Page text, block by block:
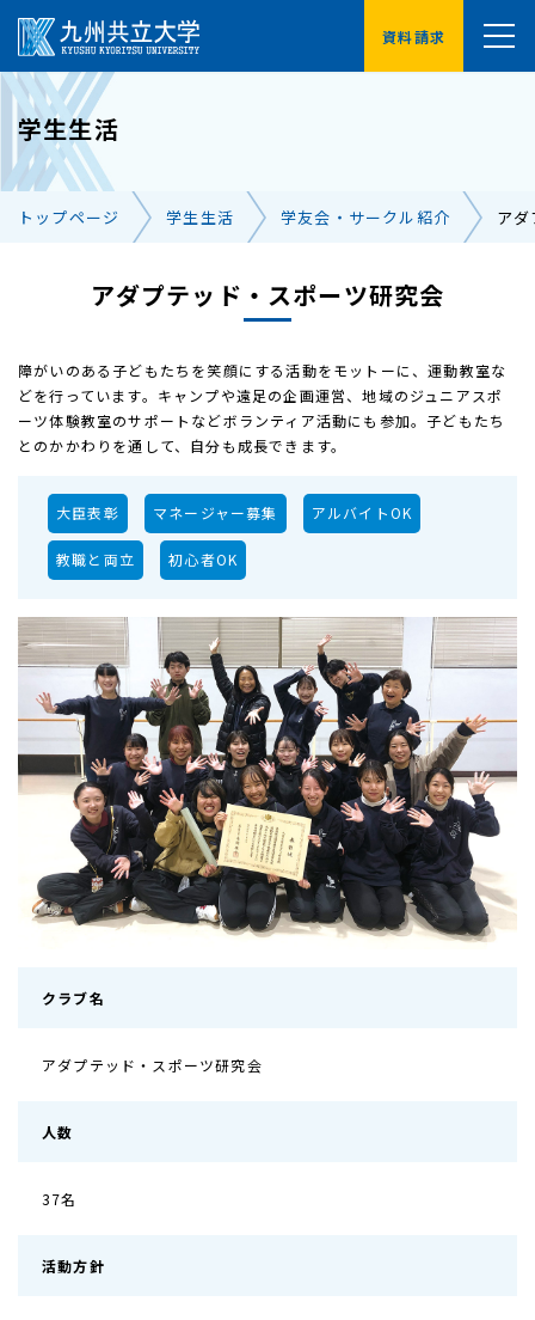
資料請求
受験生の方へ
卒業生の方へ 保護者の方へ
企業・地域の方へ 交通アクセス
学生生活
トップページ 学生生活 学友会・サークル紹介 ア
アダプテッド・スポーツ研究会
障がいのある子どもたちを笑顔にする活動をモットーに、運動教室な
どを行っています。キャンプや遠足の企画運営、地域のジュニアスポ
ーツ体験教室のサポートなどボランティア活動にも参加。子どもたち
とのかかわりを通して、自分も成長できます。
大臣表彰 マネージャー募集 アルバイトOK
教職と両立 初心者OK
クラブ名
アダプテッド・スポーツ研究会
人数
37名
活動方針